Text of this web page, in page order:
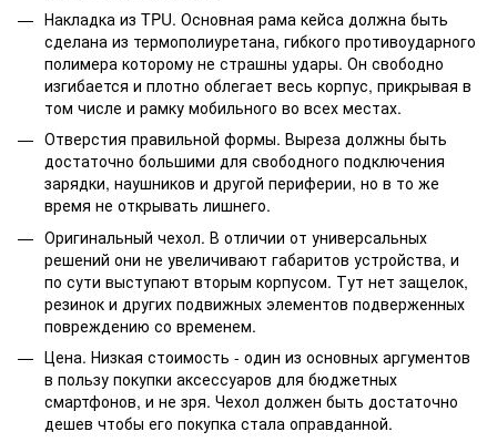
Накладка из TPU. Основная рама кейса должна быть
сделана из термополиуретана, гибкого противоударного
полимера которому не страшны удары. Он свободно
изгибается и плотно облегает весь корпус, прикрывая в
том числе и рамку мобильного во всех местах.
Отверстия правильной формы. Выреза должны быть
достаточно большими для свободного подключения
зарядки, наушников и другой периферии, но в то же
время не открывать лишнего.
Оригинальный чехол. В отличии от универсальных
решений они не увеличивают габаритов устройства, и
по сути выступают вторым корпусом. Тут нет защелок,
резинок и других подвижных элементов подверженных
повреждению со временем.
Цена. Низкая стоимость - один из основных аргументов
в пользу покупки аксессуаров для бюджетных
смартфонов, и не зря. Чехол должен быть достаточно
дешев чтобы его покупка стала оправданной.